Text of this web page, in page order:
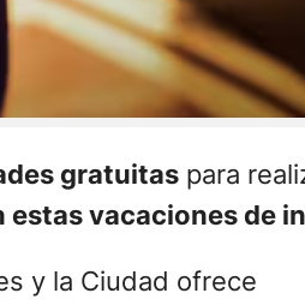
gratuitas para
estas vacaciones de
y la Ciudad ofrece